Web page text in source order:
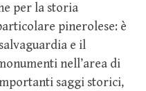
per la storia
pinerolese: è
e il
nell’area di
saggi storici,